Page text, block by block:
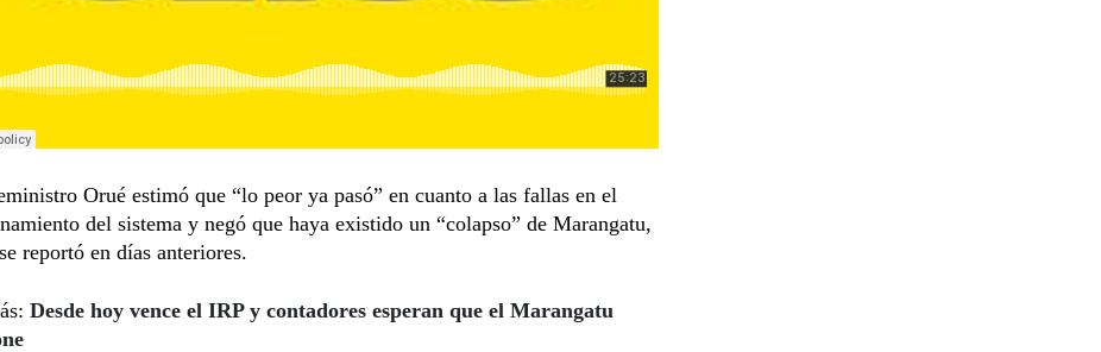
Orué estimó que “lo peor ya pasó” en cuanto a las fallas en el
del sistema y negó que haya existido un “colapso” de Marangatu,
reportó en días anteriores.
Desde hoy vence el IRP y contadores esperan que el Marangatu